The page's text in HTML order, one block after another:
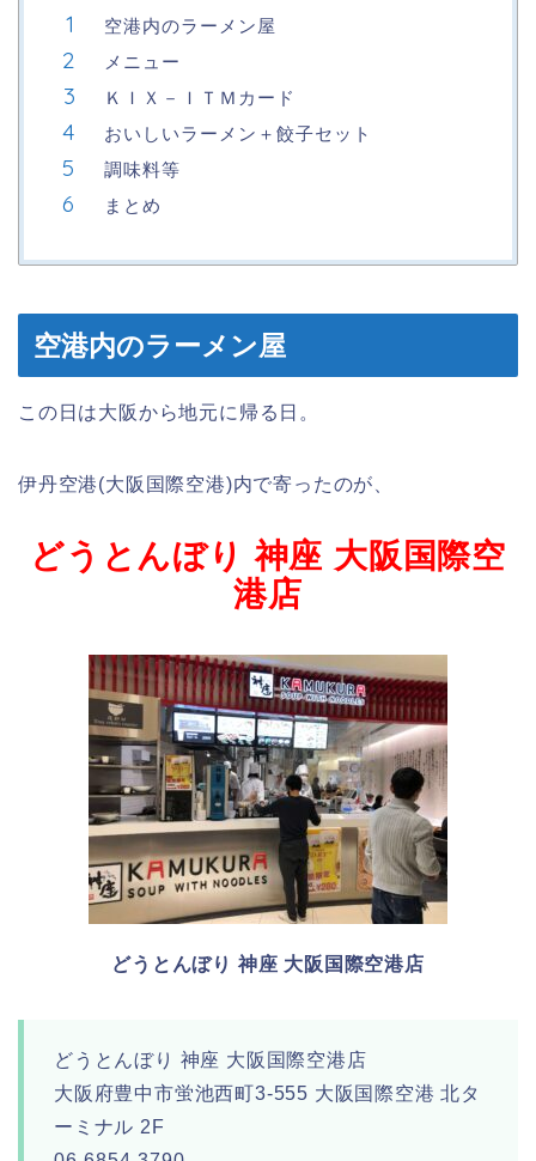
空港内のラーメン屋
メニュー
ＫＩＸ－ＩＴＭカード
おいしいラーメン＋餃子セット
調味料等
まとめ
空港内のラーメン屋
この日は大阪から地元に帰る日。
伊丹空港(大阪国際空港)内で寄ったのが、
どうとんぼり 神座 大阪国際空
港店
どうとんぼり 神座 大阪国際空港店
どうとんぼり 神座 大阪国際空港店
大阪府豊中市蛍池西町3-555 大阪国際空港 北タ
ーミナル 2F